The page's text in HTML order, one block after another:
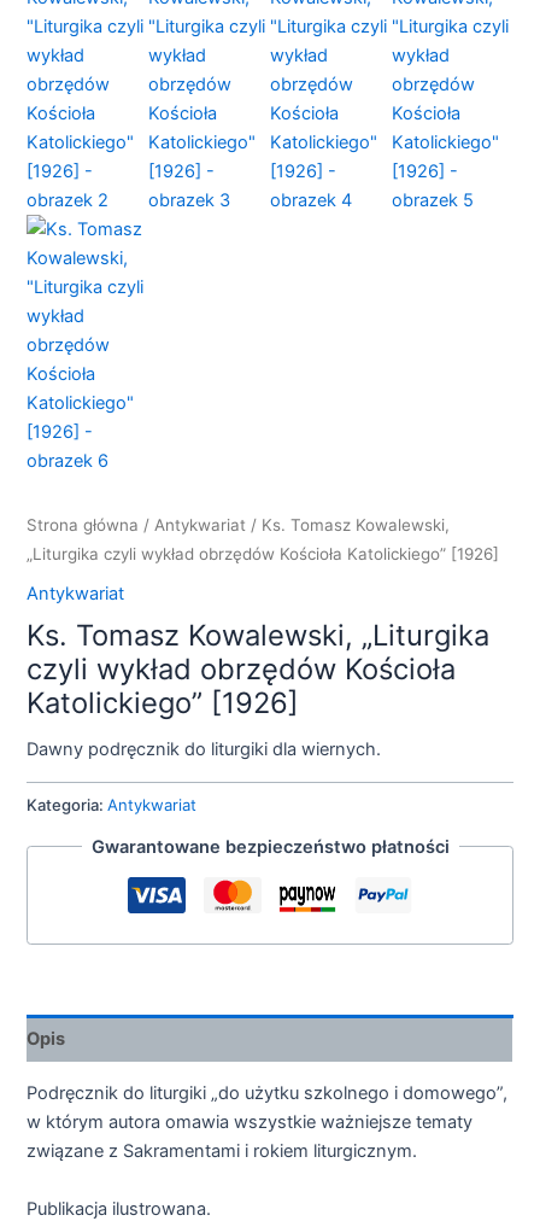
Strona główna / Antykwariat / Ks. Tomasz Kowalewski,
„Liturgika czyli wykład obrzędów Kościoła Katolickiego” [1926]
Antykwariat
Ks. Tomasz Kowalewski, „Liturgika
czyli wykład obrzędów Kościoła
Katolickiego” [1926]
Dawny podręcznik do liturgiki dla wiernych.
Kategoria:Antykwariat
Gwarantowane bezpieczeństwo płatności
Opis
Podręcznik do liturgiki „do użytku szkolnego i domowego”,
w którym autora omawia wszystkie ważniejsze tematy
związane z Sakramentami i rokiem liturgicznym.
Publikacja ilustrowana.